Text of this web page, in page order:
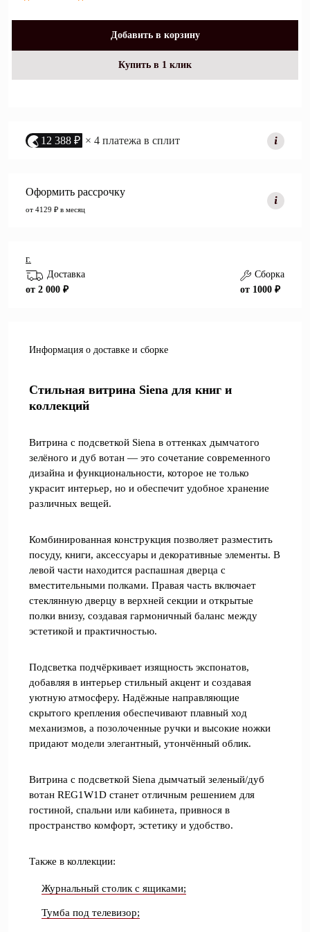
Добавить в корзину
Купить в 1 клик
12 388 ₽ × 4 платежа в сплит
Оформить рассрочку
от 4129 ₽ в месяц
г.
Доставка
от 2 000 ₽
Сборка
от 1000 ₽
Информация о доставке и сборке
Стильная витрина Siena для книг и
коллекций
Витрина с подсветкой Siena в оттенках дымчатого
зелёного и дуб вотан — это сочетание современного
дизайна и функциональности, которое не только
украсит интерьер, но и обеспечит удобное хранение
различных вещей.
Комбинированная конструкция позволяет разместить
посуду, книги, аксессуары и декоративные элементы. В
левой части находится распашная дверца с
вместительными полками. Правая часть включает
стеклянную дверцу в верхней секции и открытые
полки внизу, создавая гармоничный баланс между
эстетикой и практичностью.
Подсветка подчёркивает изящность экспонатов,
добавляя в интерьер стильный акцент и создавая
уютную атмосферу. Надёжные направляющие
скрытого крепления обеспечивают плавный ход
механизмов, а позолоченные ручки и высокие ножки
придают модели элегантный, утончённый облик.
Витрина с подсветкой Siena дымчатый зеленый/дуб
вотан REG1W1D станет отличным решением для
гостиной, спальни или кабинета, привнося в
пространство комфорт, эстетику и удобство.
Также в коллекции:
Журнальный столик с ящиками;
Тумба под телевизор;